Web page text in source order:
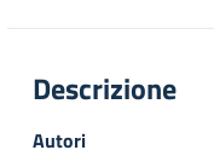
Descrizione
Autori